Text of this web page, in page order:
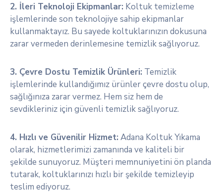
2. İleri Teknoloji Ekipmanlar: Koltuk temizleme
işlemlerinde son teknolojiye sahip ekipmanlar
kullanmaktayız. Bu sayede koltuklarınızın dokusuna
zarar vermeden derinlemesine temizlik sağlıyoruz.
3. Çevre Dostu Temizlik Ürünleri: Temizlik
işlemlerinde kullandığımız ürünler çevre dostu olup,
sağlığınıza zarar vermez. Hem siz hem de
sevdikleriniz için güvenli temizlik sağlıyoruz.
4. Hızlı ve Güvenilir Hizmet: Adana Koltuk Yıkama
olarak, hizmetlerimizi zamanında ve kaliteli bir
şekilde sunuyoruz. Müşteri memnuniyetini ön planda
tutarak, koltuklarınızı hızlı bir şekilde temizleyip
teslim ediyoruz.